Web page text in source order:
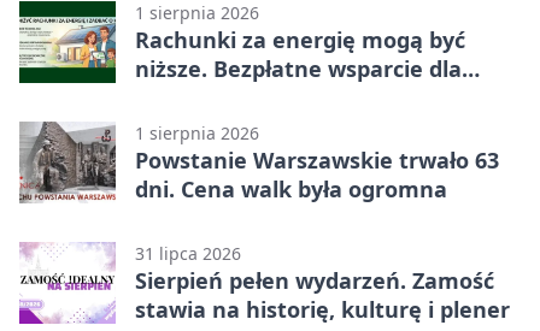
1 sierpnia 2026
Rachunki za energię mogą być
niższe. Bezpłatne wsparcie dla
1 sierpnia 2026
Powstanie Warszawskie trwało 63
dni. Cena walk była ogromna
31 lipca 2026
Sierpień pełen wydarzeń. Zamość
stawia na historię, kulturę i plener